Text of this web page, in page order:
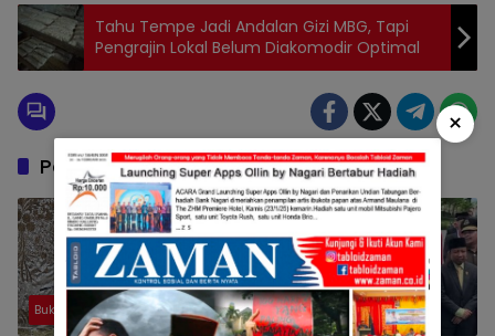
Tahu Tempe Jadi Andalan Gizi MBG, Tapi
Pengrajin Lokal Belum Diakomodir Optimal
Pos Terkait
Bukittingi Bukittingi
×